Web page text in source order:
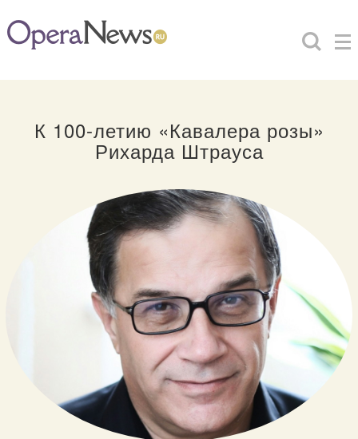
К 100-летию «Кавалера розы»
Рихарда Штрауса